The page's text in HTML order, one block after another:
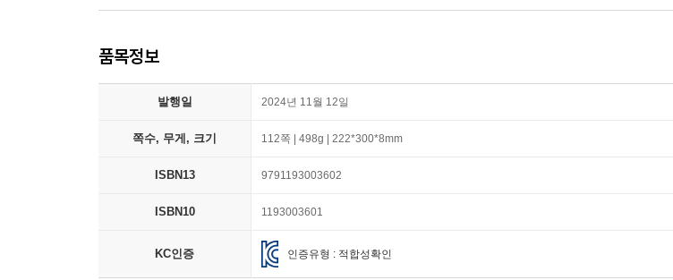
품목정보
발행일 2024년 11월 12일
쪽수, 무게, 크기 112쪽 | 498g | 222*300*8mm
ISBN13 9791193003602
ISBN10 1193003601
KC인증 인증유형 : 적합성확인